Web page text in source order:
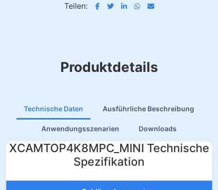
Teilen:
Produktdetails
Technische Daten Ausführliche Beschreibung
Anwendungsszenarien Downloads
XCAMTOP4K8MPC_MINI Technische
Spezifikation